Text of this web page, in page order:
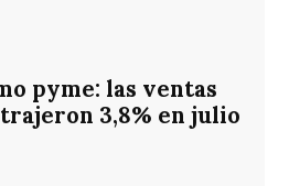
pyme: las ventas
3,8% en julio